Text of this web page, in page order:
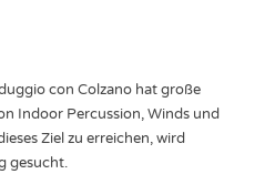
con Colzano hat große
Indoor Percussion, Winds und
Ziel zu erreichen, wird
gesucht.